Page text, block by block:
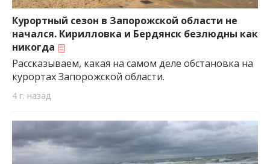
важную информацию о событиях
города Запорожья и области.
Курортный сезон в Запорожской области не
начался. Кирилловка и Бердянск безлюдны как
никогда
Рассказываем, какая на самом деле обстановка на
курортах Запорожской области.
4 г. назад